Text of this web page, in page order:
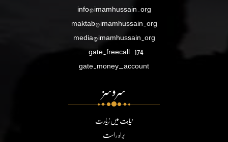
info@imamhussain.org
maktab@imamhussain.org
media@imamhussain.org
gate.freecall 174
gate.money_account
سروسز
نیابت میں زیارت
براہ راست